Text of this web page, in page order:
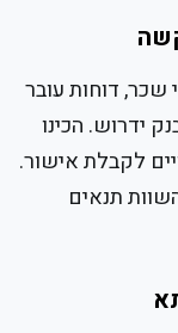
דוחות עובר
ידרוש. הכינו
לקבלת אישור.
תנאים